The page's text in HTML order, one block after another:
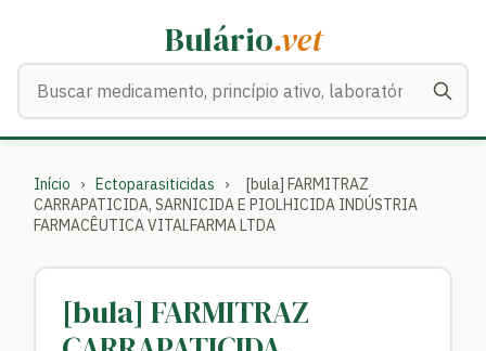
Bulário.vet
Início › Ectoparasiticidas ›
[bula] FARMITRAZ
CARRAPATICIDA, SARNICIDA E PIOLHICIDA INDÚSTRIA
FARMACÊUTICA VITALFARMA LTDA
[bula] FARMITRAZ